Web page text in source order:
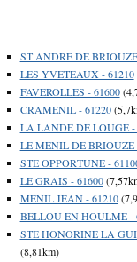
ST ANDRE DE
LES YVETEAUX - 61210
FAVEROLLES - 61600
CRAMENIL - 61220
LA LANDE DE LOUGE -
LE MENIL DE BRIOUZE
STE OPPORTUNE -
LE GRAIS - 61600
MENIL JEAN - 61210
BELLOU EN HOULME -
STE HONORINE LA
(8,81km)